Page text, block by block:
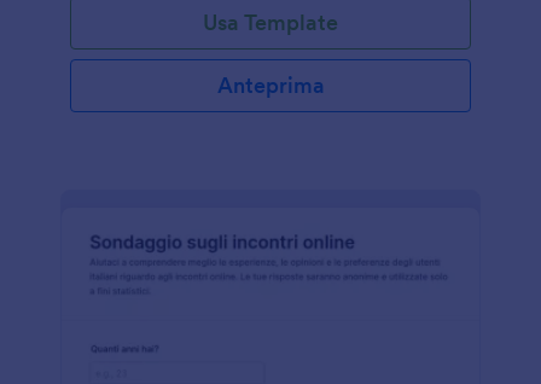
Usa Template
Anteprima